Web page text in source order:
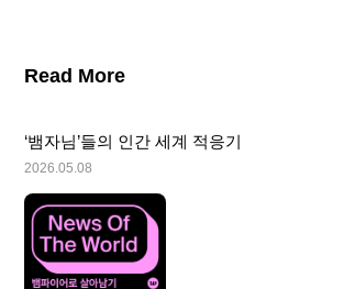
Read More
‘뱀자님’들의 인간 세계 적응기
2026.05.08